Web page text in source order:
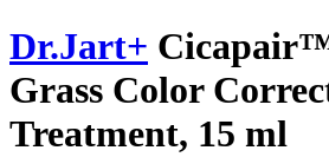
Dr.Jart+
Grass Color
Treatment, 15 ml